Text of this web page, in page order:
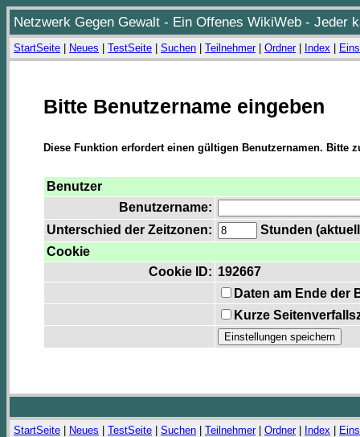
Netzwerk Gegen Gewalt - Ein Offenes WikiWeb - Jeder
StartSeite Neues TestSeite Suchen Teilnehmer| Ordner| Index
Bitte Benutzername eingeben
Diese Funktion erfordert einen gültigen Benutzernamen. Bitte
Benutzer
Benutzername:
Unterschied der Zeitzonen:
Stunden
Cookie
Cookie ID: 192667
Daten am Ende der
Kurze
StartSeite Neues TestSeite Suchen Teilnehmer| Ordner| Index